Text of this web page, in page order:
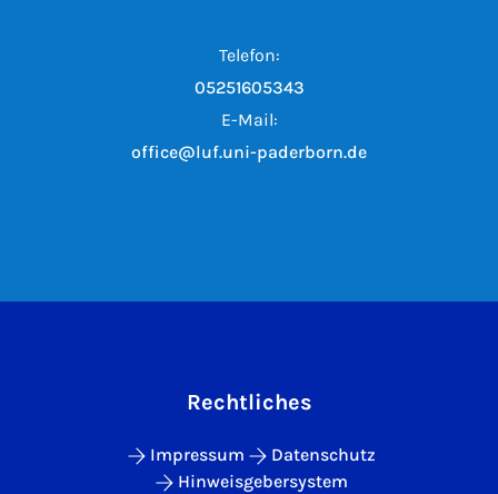
Telefon:
05251605343
E-Mail:
office@luf.uni-paderborn.de
Rechtliches
Impressum
Datenschutz
Hinweisgebersystem